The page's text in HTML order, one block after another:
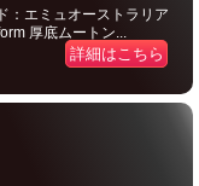
：エミュオーストラリア
厚底ムートン...
詳細はこちら